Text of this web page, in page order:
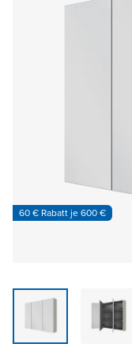
60 € Rabatt je 600 €